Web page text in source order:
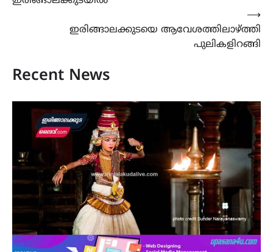
ഇരിങ്ങാലക്കുടയെ ആവേശത്തിലാഴ്ത്തി
പുലികളിറങ്ങി
⟶
Recent News